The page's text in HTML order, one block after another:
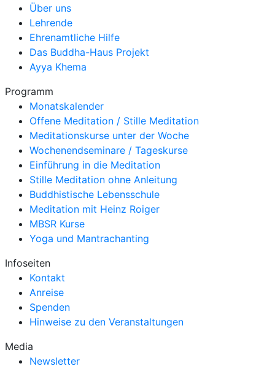
Über uns
Lehrende
Ehrenamtliche Hilfe
Das Buddha-Haus Projekt
Ayya Khema
Programm
Monatskalender
Offene Meditation / Stille Meditation
Meditationskurse unter der Woche
Wochenendseminare / Tageskurse
Einführung in die Meditation
Stille Meditation ohne Anleitung
Buddhistische Lebensschule
Meditation mit Heinz Roiger
MBSR Kurse
Yoga und Mantrachanting
Infoseiten
Kontakt
Anreise
Spenden
Hinweise zu den Veranstaltungen
Media
Newsletter